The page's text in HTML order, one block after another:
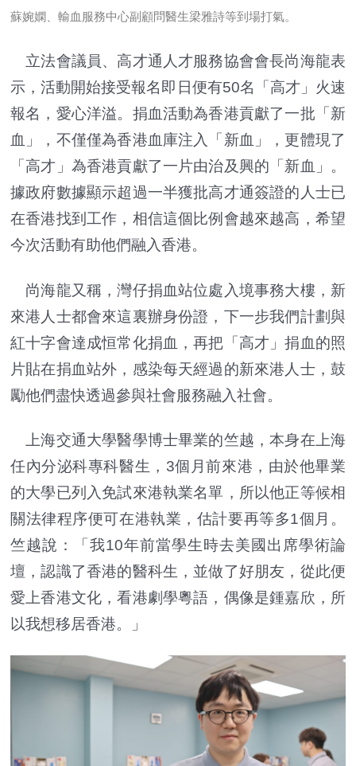
蘇婉嫻、輸血服務中心副顧問醫生梁雅詩等到場打氣。
立法會議員、高才通人才服務協會會長尚海龍表
示，活動開始接受報名即日便有50名「高才」火速
報名，愛心洋溢。捐血活動為香港貢獻了一批「新
血」，不僅僅為香港血庫注入「新血」，更體現了
「高才」為香港貢獻了一片由治及興的「新血」。
據政府數據顯示超過一半獲批高才通簽證的人士已
在香港找到工作，相信這個比例會越來越高，希望
今次活動有助他們融入香港。
尚海龍又稱，灣仔捐血站位處入境事務大樓，新
來港人士都會來這裏辦身份證，下一步我們計劃與
紅十字會達成恒常化捐血，再把「高才」捐血的照
片貼在捐血站外，感染每天經過的新來港人士，鼓
勵他們盡快透過參與社會服務融入社會。
上海交通大學醫學博士畢業的竺越，本身在上海
任內分泌科專科醫生，3個月前來港，由於他畢業
的大學已列入免試來港執業名單，所以他正等候相
關法律程序便可在港執業，估計要再等多1個月。
竺越說：「我10年前當學生時去美國出席學術論
壇，認識了香港的醫科生，並做了好朋友，從此便
愛上香港文化，看港劇學粵語，偶像是鍾嘉欣，所
以我想移居香港。」